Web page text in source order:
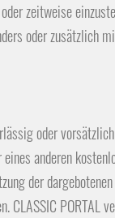
zeitweise
oder zusätzlich
oder
eines anderen
der
CLASSIC